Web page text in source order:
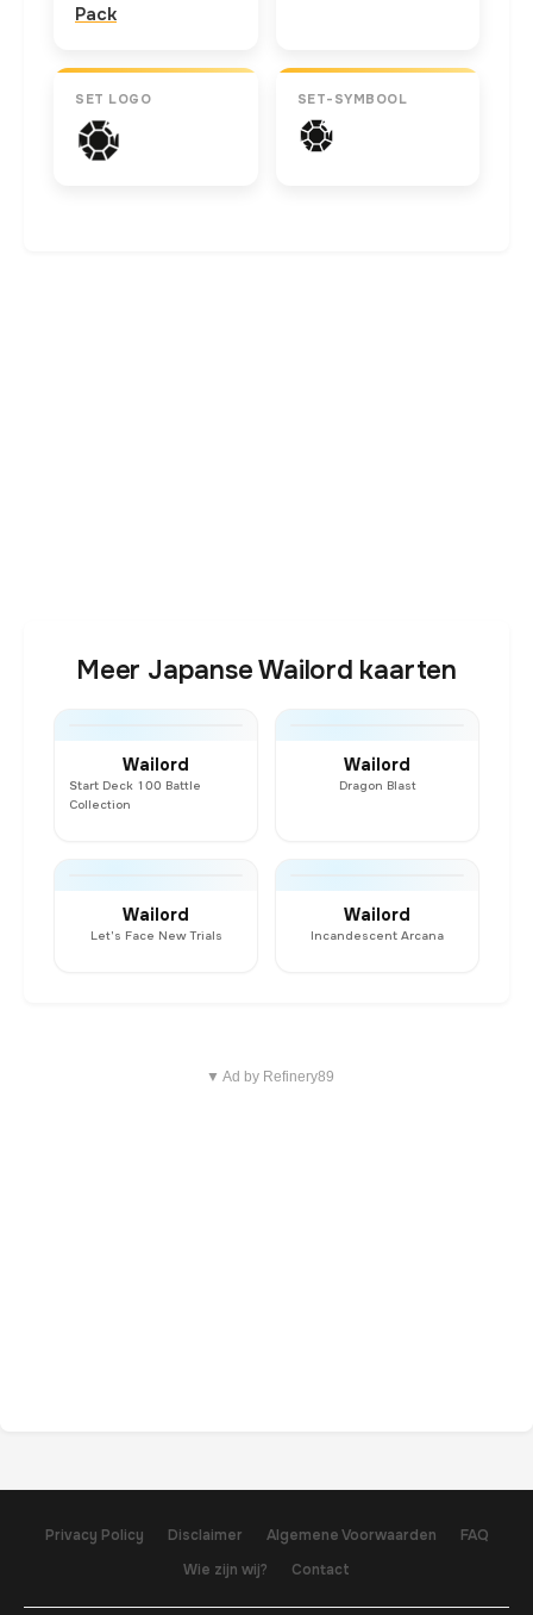
Pack
SET LOGO SET-SYMBOOL
Meer Japanse Wailord kaarten
Wailord
Start Deck 100 Battle
Collection
Wailord
Dragon Blast
Wailord
Let's Face New Trials
Wailord
Incandescent Arcana
▼ Ad by Refinery89
Privacy Policy Disclaimer Algemene Voorwaarden
FAQ
Wie zijn wij?
Contact